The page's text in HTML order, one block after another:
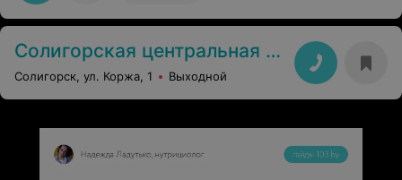
Солигорская центральная районная больница
Солигорск, ул. Коржа, 1 Выходной